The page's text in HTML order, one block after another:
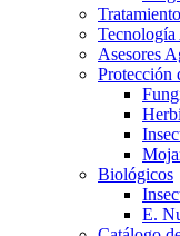
Tecnología
Asesores
Protección
Biológicos
E.